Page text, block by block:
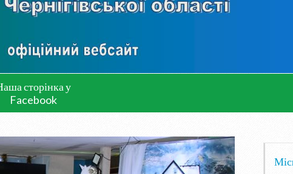
сторінка у
Facebook